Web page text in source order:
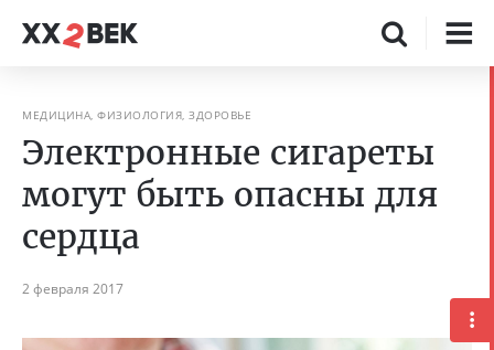
МЕДИЦИНА, ФИЗИОЛОГИЯ, ЗДОРОВЬЕ
Электронные сигареты
могут быть опасны для
сердца
2 февраля 2017